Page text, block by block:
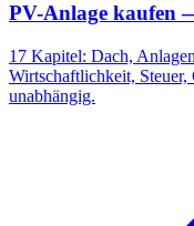
PV-Anlage kaufen
17 Kapitel: Dach,
Wirtschaftlichkeit, Steuer,
unabhängig.